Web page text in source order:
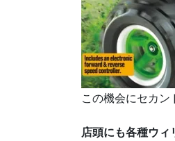
この機会にセカン
店頭にも各種ウィ